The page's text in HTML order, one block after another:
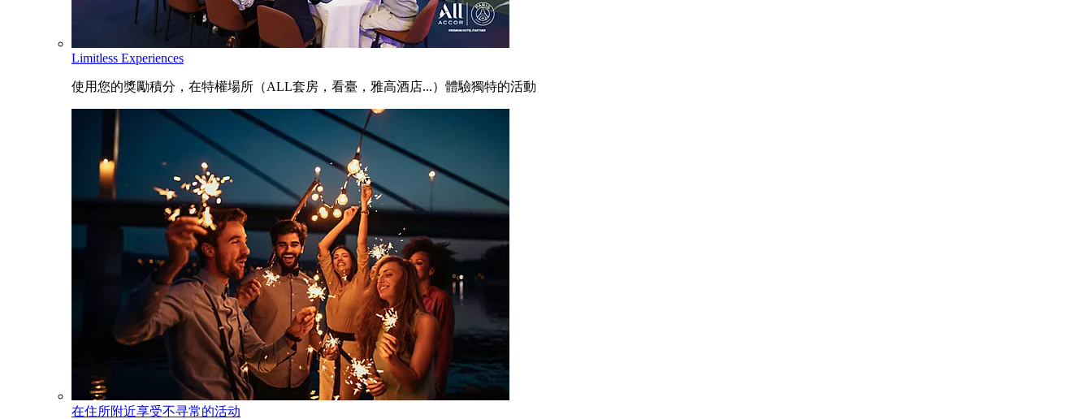
Limitless Experiences
使用您的獎勵積分，在特權場所（ALL套房，看臺，雅高酒店...）體驗獨特的活動
在住所附近享受不寻常的活动